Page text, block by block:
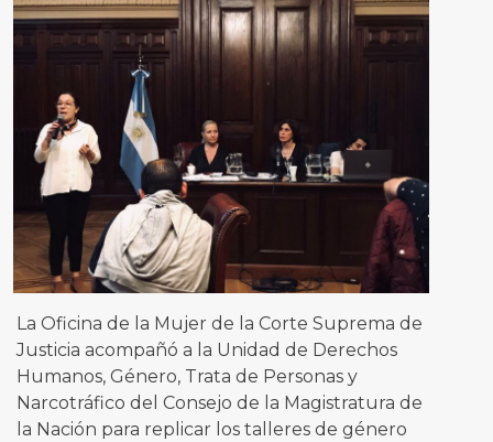
La Oficina de la Mujer de la Corte Suprema de
Justicia acompañó a la Unidad de Derechos
Humanos, Género, Trata de Personas y
Narcotráfico del Consejo de la Magistratura de
la Nación para replicar los talleres de género